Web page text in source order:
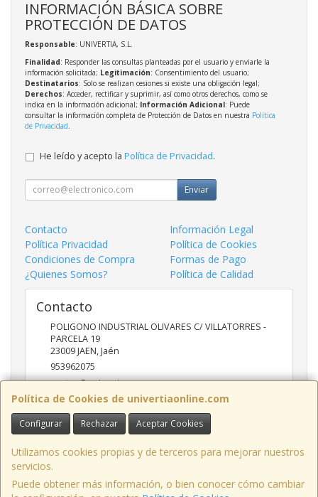
Política de Cookies de univertiaonline.com
Configurar Rechazar Aceptar Cookies
Utilizamos cookies propias y de terceros para mejorar nuestros
servicios.
Puede obtener más información, o bien conocer cómo cambiar
INFORMACIÓN BÁSICA SOBRE
PROTECCIÓN DE DATOS
Responsable: UNIVERTIA, S.L.
Finalidad: Responder las consultas planteadas por el usuario y enviarle la
información solicitada; Legitimación: Consentimiento del usuario;
Destinatarios: Solo se realizan cesiones si existe una obligación legal;
Derechos: Acceder, rectificar y suprimir, así como otros derechos, como se
indica en la información adicional; Información Adicional: Puede
consultar la información completa de Protección de Datos en nuestra Política
de Privacidad
He leído y acepto la Política de Privacidad.
Enviar
Contacto
Información Legal
Política Privacidad
Política de Cookies
Condiciones de Compra
Formas de Pago
¿Quienes Somos?
Política de Calidad
Contacto
POLIGONO INDUSTRIAL OLIVARES C/ VILLATORRES -
PARCELA 19
23009JAEN,Jaén
953962075
ventas@univertia.es
Horario
09:30 -14:00 Y 16:30- 20:00 HORAS